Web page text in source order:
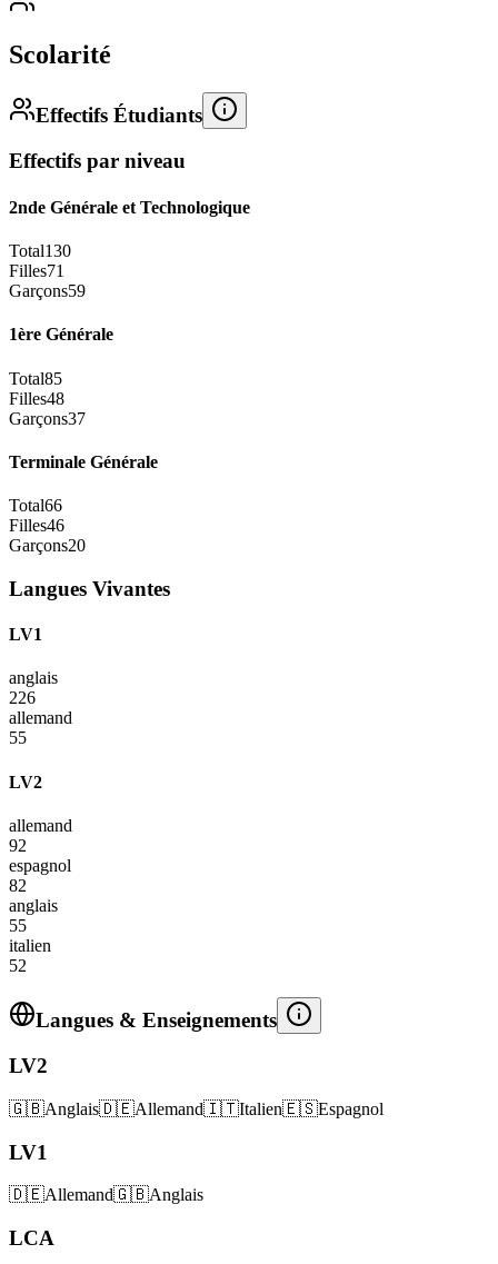
Scolarité
Effectifs Étudiants
Effectifs par niveau
2nde Générale et Technologique
Total130
Filles71
Garçons59
1ère Générale
Total85
Filles48
Garçons37
Terminale Générale
Total66
Filles46
Garçons20
Langues Vivantes
LV1
anglais
226
allemand
55
LV2
allemand
92
espagnol
82
anglais
55
italien
52
Langues & Enseignements
LV2
🇬🇧Anglais🇩🇪Allemand🇮🇹Italien🇪🇸Espagnol
LV1
🇩🇪Allemand🇬🇧Anglais
LCA